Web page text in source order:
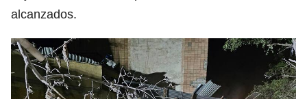
alcanzados.